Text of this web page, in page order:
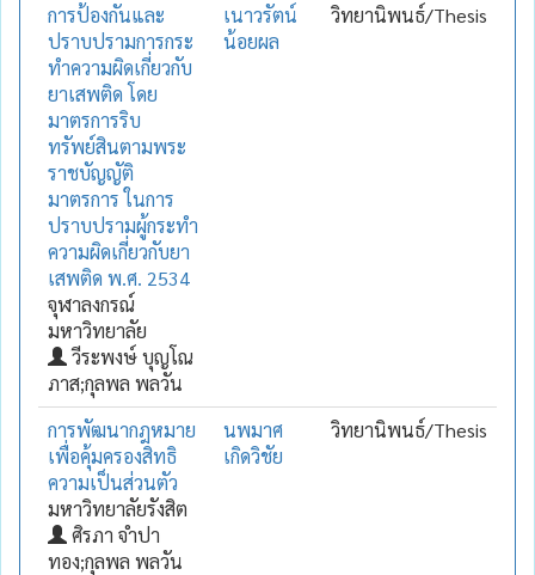
การป้องกันและ
ปราบปรามการกระ
ทำความผิดเกี่ยวกับ
ยาเสพติด โดย
มาตรการริบ
ทรัพย์สินตามพระ
ราชบัญญัติ
มาตรการ ในการ
ปราบปรามผู้กระทำ
ความผิดเกี่ยวกับยา
เสพติด พ.ศ. 2534
จุฬาลงกรณ์
มหาวิทยาลัย
วีระพงษ์ บุญโณ
ภาส;กุลพล พลวัน
เนาวรัตน์
น้อยผล
วิทยานิพนธ์/Thesis
การพัฒนากฎหมาย
เพื่อคุ้มครองสิทธิ
ความเป็นส่วนตัว
มหาวิทยาลัยรังสิต
ศิรภา จำปา
ทอง;กุลพล พลวัน
นพมาศ
เกิดวิชัย
วิทยานิพนธ์/Thesis